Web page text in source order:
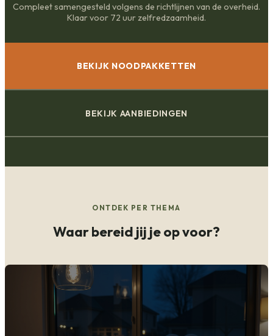
Compleet samengesteld volgens de richtlijnen van de overheid.
Klaar voor 72 uur zelfredzaamheid.
BEKIJK NOODPAKKETTEN
BEKIJK AANBIEDINGEN
ONTDEK PER THEMA
Waar bereid jij je op voor?